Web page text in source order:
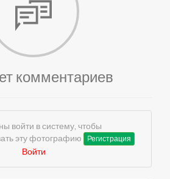
комментариев
войти в систему, чтобы
эту фотографию
Регистрация
Войти